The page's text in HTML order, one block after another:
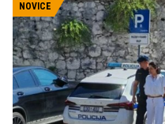
plavolaske, kar je
novi ljubezenski zgodbi.
NOVICE